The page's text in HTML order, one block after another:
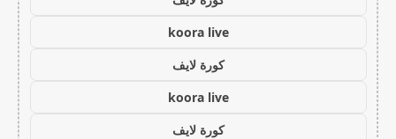
koora live
كورة لايف
koora live
كورة لايف